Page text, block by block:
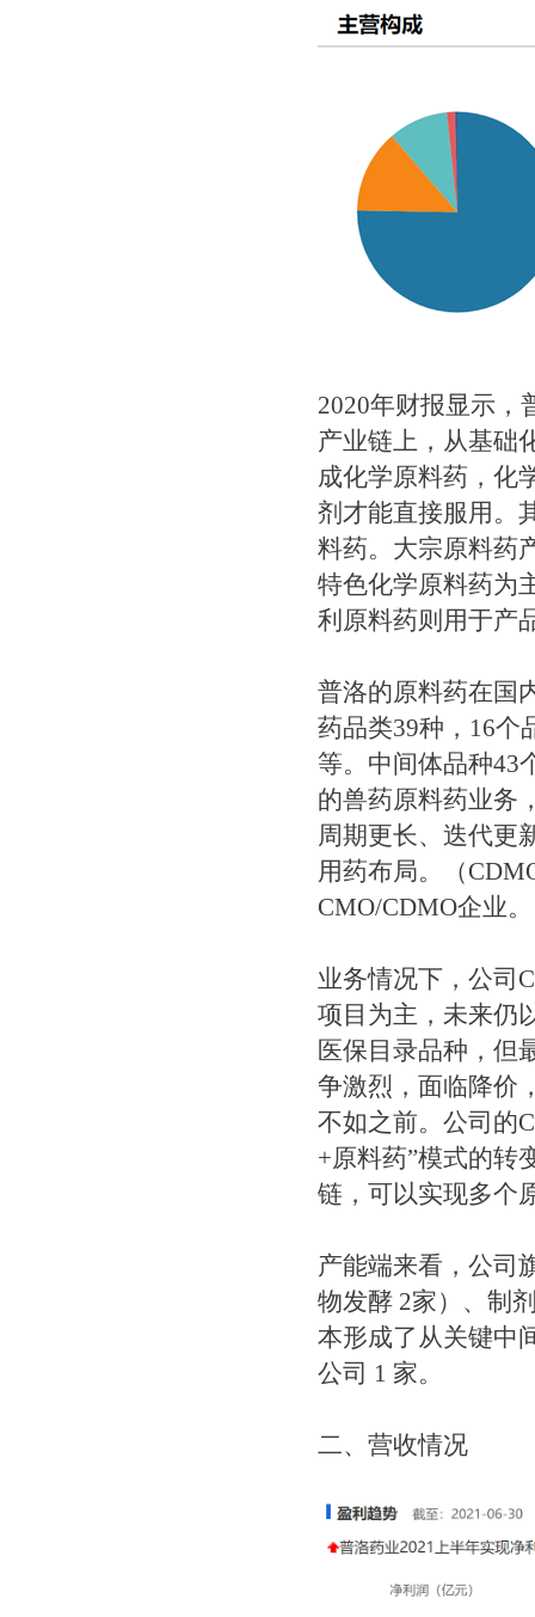
2020年财报显示，
产业链上，从基础
成化学原料药，化
剂才能直接服用。
料药。大宗原料药
特色化学原料药为
利原料药则用于产
普洛的原料药在国
药品类39种，16个
等。中间体品种43
的兽药原料药业务
周期更长、迭代更
用药布局。（
CMO/CDMO企业
业务情况下，公司
项目为主，未来仍
医保目录品种，但
争激烈，面临降价
不如之前。公司的
+原料药”模式的转
链，可以实现多个
产能端来看，公司
物发酵 2家）、制
本形成了从关键中
公司 1 家。
二、营收情况